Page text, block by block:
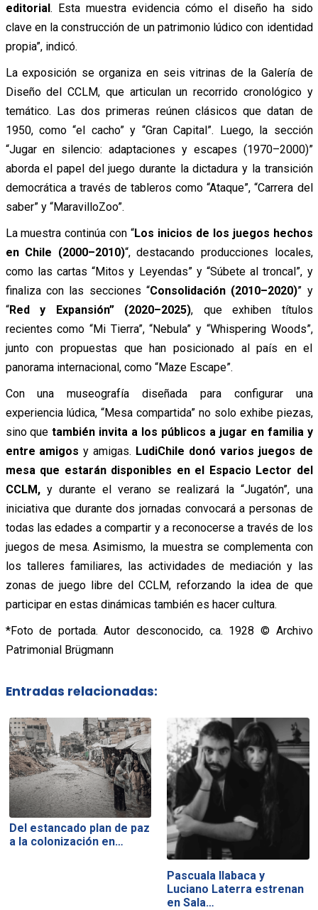
editorial . Esta muestra evidencia cómo el diseño ha sido
clave en la construcción de un patrimonio lúdico con identidad
propia”, indicó.
La exposición se organiza en seis vitrinas de la Galería de
Diseño del CCLM, que articulan un recorrido cronológico y
temático. Las dos primeras reúnen clásicos que datan de
1950, como “el cacho”y “Gran Capital”. Luego, la sección
“Jugar en silencio: adaptaciones y escapes (1970–2000)”
aborda el papel del juego durante la dictadura y la transición
democrática a través de tableros como “Ataque”, “Carrera del
saber”y “MaravilloZoo”.
La muestra continúa con “Los inicios de los juegos hechos
en Chile (2000–2010)“, destacando producciones locales,
como las cartas “Mitos y Leyendas”y “Súbete al troncal”, y
finaliza con las secciones “Consolidación(2010–2020)” y
“Red y Expansión”(2020–2025), que exhiben títulos
recientes como “Mi Tierra”, “Nebula” y “Whispering Woods”,
junto con propuestas que han posicionado al país en el
panorama internacional, como “Maze Escape”.
Con una museografía diseñada para configurar una
experiencia lúdica, “Mesa compartida” no solo exhibe piezas,
sino quetambién invita a los públicos a jugar en familia y
entre amigos y amigas. LudiChile donó varios juegos de
mesa que estarán disponibles en el Espacio Lector del
CCLM,y durante el verano se realizará la “Jugatón”, una
iniciativa que durante dos jornadas convocará a personas de
todas las edades a compartir y a reconocerse a través de los
juegos de mesa. Asimismo, la muestra se complementa con
los talleres familiares, las actividades de mediación y las
zonas de juego libre del CCLM, reforzando la idea de que
participar en estas dinámicas también es hacer cultura.
*Foto de portada. Autor desconocido, ca. 1928 © Archivo
Patrimonial Brügmann
Entradas relacionadas:
Del estancado plan de paz
a la colonización en…
Pascuala Ilabaca y
Luciano Laterra estrenan
en Sala…